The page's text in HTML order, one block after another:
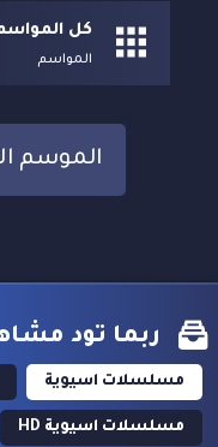
كل
المواسم
الموسم
ربما تود
مسلسلات اسيوية
مسلسلات اسيوية HD